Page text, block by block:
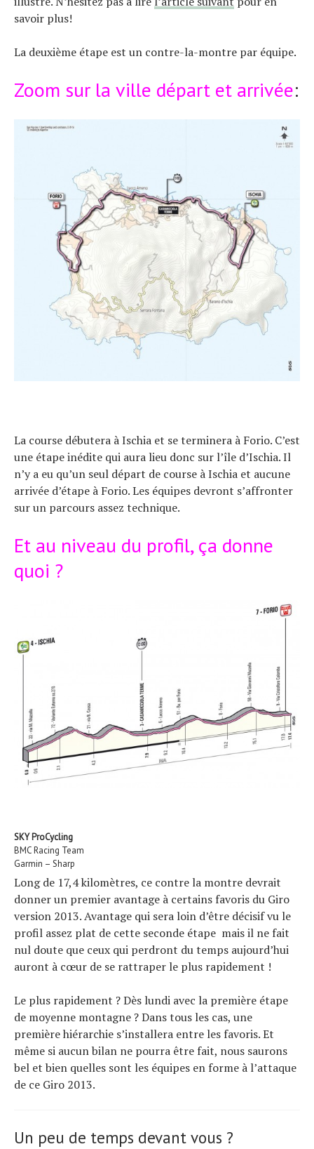
savoir plus!
La deuxième étape est un contre-la-montre par équipe.
Zoom sur la ville départ et arrivée:
La course débutera à Ischia et se terminera à Forio. C’est
une étape inédite qui aura lieu donc sur l’île d’Ischia. Il
n’y a eu qu’un seul départ de course à Ischia et aucune
arrivée d’étape à Forio. Les équipes devront s’affronter
sur un parcours assez technique.
Et au niveau du profil, ça donne
quoi ?
SKY ProCycling
BMC Racing Team
Garmin – Sharp
Long de 17,4 kilomètres, ce contre la montre devrait
donner un premier avantage à certains favoris du Giro
version 2013. Avantage qui sera loin d’être décisif vu le
profil assez plat de cette seconde étape mais il ne fait
nul doute que ceux qui perdront du temps aujourd’hui
auront à cœur de se rattraper le plus rapidement !
Le plus rapidement ? Dès lundi avec la première étape
de moyenne montagne ? Dans tous les cas, une
première hiérarchie s’installera entre les favoris. Et
même si aucun bilan ne pourra être fait, nous saurons
bel et bien quelles sont les équipes en forme à l’attaque
de ce Giro 2013.
Un peu de temps devant vous ?